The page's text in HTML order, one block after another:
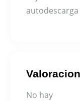
autodescarga
No hay